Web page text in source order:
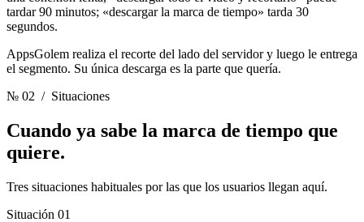
tardar 90 minutos; «descargar la marca de tiempo» tarda 30
segundos.
AppsGolem realiza el recorte del lado del servidor y luego le entrega
el segmento. Su única descarga es la parte que quería.
№ 02 / Situaciones
Cuando ya sabe la marca de tiempo que
quiere.
Tres situaciones habituales por las que los usuarios llegan aquí.
Situación 01